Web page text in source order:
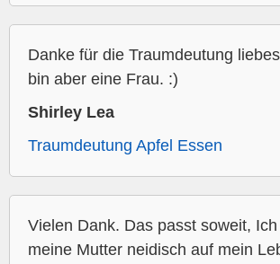
Danke für die Traumdeutung
bin aber eine Frau. :)
Shirley Lea
Traumdeutung Apfel Essen
Vielen Dank. Das passt soweit,
meine Mutter neidisch auf mein